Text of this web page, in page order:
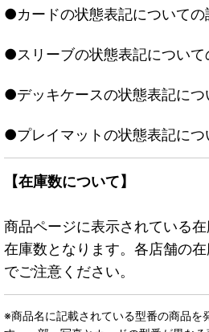
●カードの状態表記についての
●スリーブの状態表記について
●デッキケースの状態表記につ
●プレイマットの状態表記につ
【在庫数について】
商品ページに表示されている
在庫数となります。各店舗の
でご注意ください。
※商品名に記載されている型番の商品を